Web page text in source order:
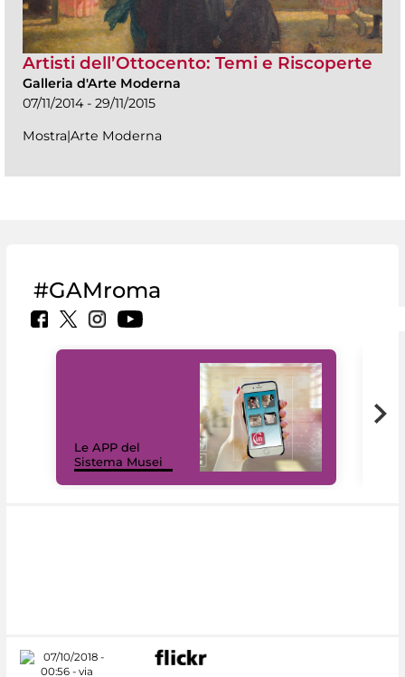
Artisti dell’Ottocento: Temi e Riscoperte
Galleria d'Arte Moderna
07/11/2014 - 29/11/2015
Mostra|Arte Moderna
#GAMroma
Le APP del
Sistema Musei